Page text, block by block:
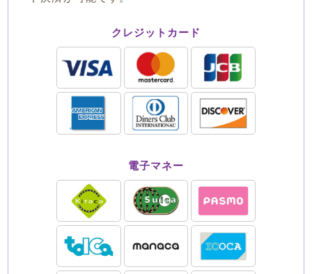
クレジットカード
電子マネー